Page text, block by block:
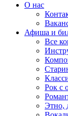
О нас
Афиша и
Все
Рок с
Этно,